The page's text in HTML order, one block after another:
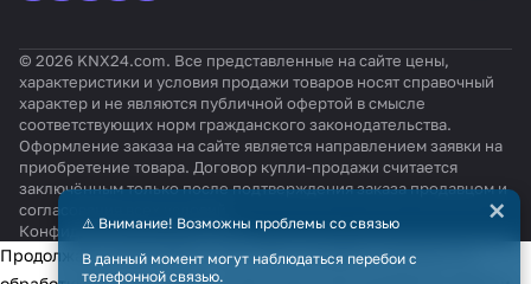
© 2026 KNX24.com. Все представленные на сайте цены,
характеристики и условия продажи товаров носят справочный
характер и не являются публичной офертой в смысле
соответствующих норм гражданского законодательства.
Оформление заказа на сайте является направлением заявки на
приобретение товара. Договор купли-продажи считается
заключённым только после подтверждения заказа продавцом и
согласования всех условий.
КонфиденциальностьОферта
⚠️ Внимание! Возможны проблемы со связью
В данный момент могут наблюдаться перебои с
телефонной связью.
×
Продолжая использовать наш сайт, вы даёте согласие на